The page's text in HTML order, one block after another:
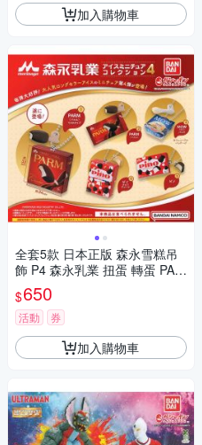
加入購物車
全套5款 日本正版 森永雪糕吊
飾 P4 森永乳業 扭蛋 轉蛋 PAR
M雪糕 MOW冰淇淋 pino冰淇
淋 BANDAI 萬代 - 753183
$650
活動 券
加入購物車